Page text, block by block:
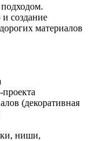
создание
материалов
(декоративная
ниши,